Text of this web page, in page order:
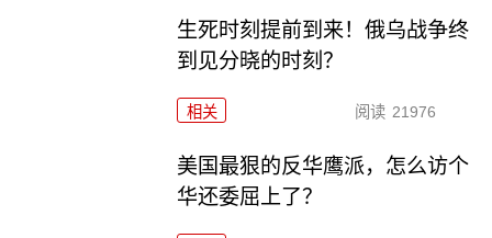
生死时刻提前到来！俄乌战争终
到见分晓的时刻？
相关 阅读 21976
美国最狠的反华鹰派，怎么访个
华还委屈上了？